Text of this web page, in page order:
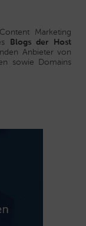
Marketing
Blogs der Host
Anbieter von
sowie Domains